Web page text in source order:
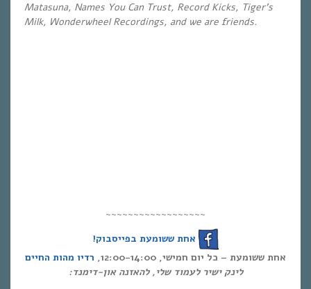
Matasuna, Names You Can Trust, Record Kicks, Tiger’s
Milk, Wonderwheel Recordings, and we are friends.
~~~~~~~~~~~~~~~~~~
אחת ששומעת בפייסבוק!
אחת ששומעת – כל יום חמישי, 12:00-14:00,
רדיו מהות החיים
לינק ישיר לעמוד שלי, להאזנה און-דימנד: